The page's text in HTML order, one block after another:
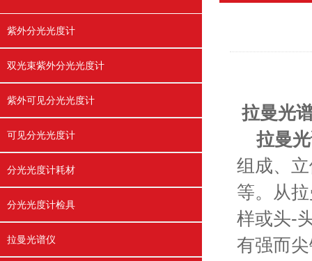
紫外分光光度计
双光束紫外分光光度计
紫外可见分光光度计
可见分光光度计
分光光度计耗材
分光光度计检具
拉曼光谱仪
拉曼光
拉曼
组成、
等。从
样或头-
有强而